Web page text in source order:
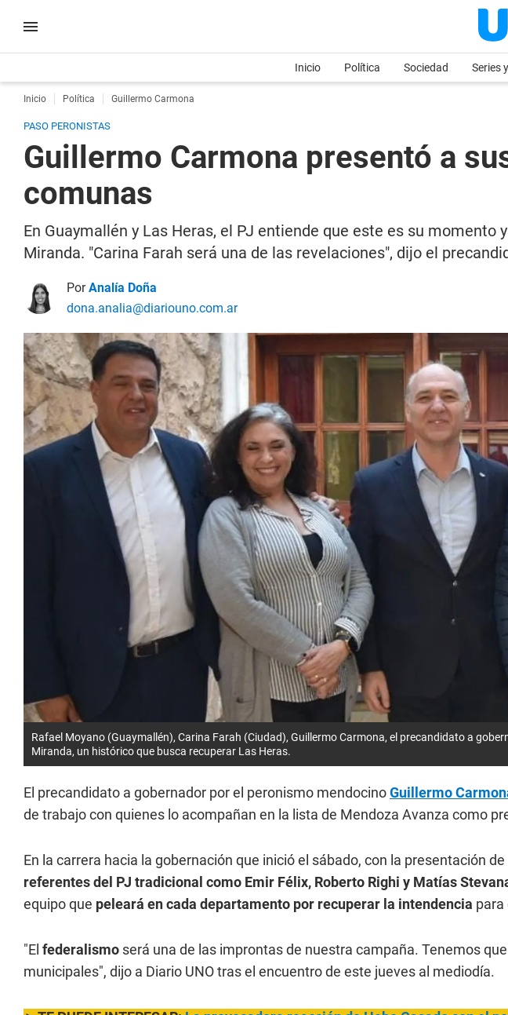
Inicio Política Sociedad Series
Inicio Política Guillermo Carmona
PASO PERONISTAS
Guillermo Carmona presentó a
comunas
En Guaymallén y Las Heras, el PJ entiende que este es su
Miranda. "Carina Farah será una de las revelaciones", dijo el
PorAnalía Doña
dona.analia@diariouno.com.ar
Rafael Moyano (Guaymallén), Carina Farah (Ciudad), Guillermo Carmona, el precandidato a
Miranda, un histórico que busca recuperar Las Heras.
El precandidato a gobernador por el peronismo mendocinoGuillermo
de trabajo con quienes lo acompañan en la lista de Mendoza Avanza como
En la carrera hacia la gobernación que inició el sábado, con la presentación de
referentes del PJ tradicional como Emir Félix, Roberto Righi y Matías
equipo que peleará en cada departamento por recuperar la intendencia para
"El federalismo será una de las improntas de nuestra campaña. Tenemos
municipales", dijo a Diario UNO tras el encuentro de este jueves al mediodía.